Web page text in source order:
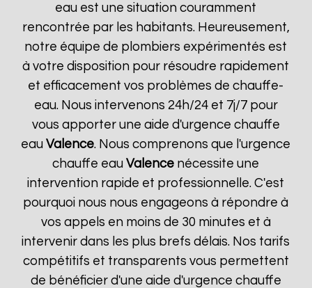
eau est une situation couramment
rencontrée par les habitants. Heureusement,
notre équipe de plombiers expérimentés est
à votre disposition pour résoudre rapidement
et efficacement vos problèmes de chauffe-
eau. Nous intervenons 24h/24 et 7j/7 pour
vous apporter une aide d'urgence chauffe
eauValence. Nous comprenons que l'urgence
chauffe eauValence nécessite une
intervention rapide et professionnelle. C'est
pourquoi nous nous engageons à répondre à
vos appels en moins de 30 minutes et à
intervenir dans les plus brefs délais. Nos tarifs
compétitifs et transparents vous permettent
de bénéficier d'une aide d'urgence chauffe